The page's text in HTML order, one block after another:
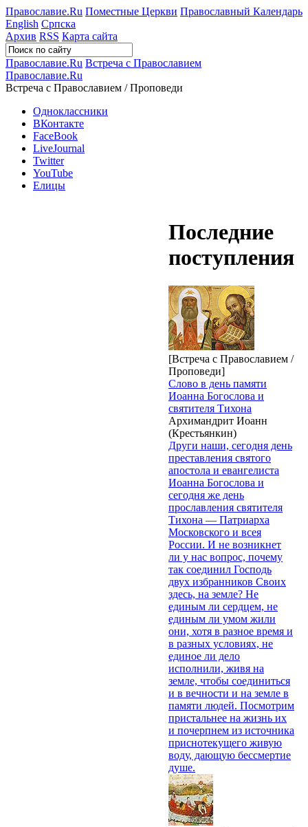
Православие.Ru Поместные Церкви Православный Календарь
English Српска
Архив RSS Карта сайта
Православие.Ru Встреча с Православием
Православие.Ru
Встреча с Православием / Проповеди
Одноклассники
ВКонтакте
FaceBook
LiveJournal
Twitter
YouTube
Елицы
Последние
поступления
[Встреча с Православием /
Проповеди]
Слово в день памяти
Иоанна Богослова и
святителя Тихона
Архимандрит Иоанн
(Крестьянкин)
Други наши, сегодня день
преставления святого
апостола и евангелиста
Иоанна Богослова и
сегодня же день
прославления святителя
Тихона — Патриарха
Московского и всея
России. И не возникнет
ли у нас вопрос, почему
так соединил Господь
двух избранников Своих
здесь, на земле? Не
единым ли сердцем, не
единым ли умом жили
они, хотя в разное время и
в разных условиях, не
единое ли дело
исполнили, живя на
земле, чтобы соединиться
и в вечности и на земле в
памяти людей. Посмотрим
пристальнее на жизнь их
и почерпнем из источника
приснотекущего живую
воду, дающую бессмертие
душе.